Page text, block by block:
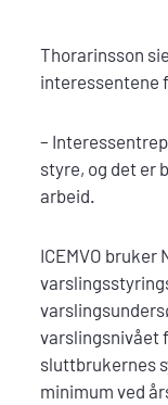
Thorarinsson
interessentene
–
styre, og det er
arbeid.
ICEMVO bruker
varslingsnivået
sluttbrukernes
minimum ved